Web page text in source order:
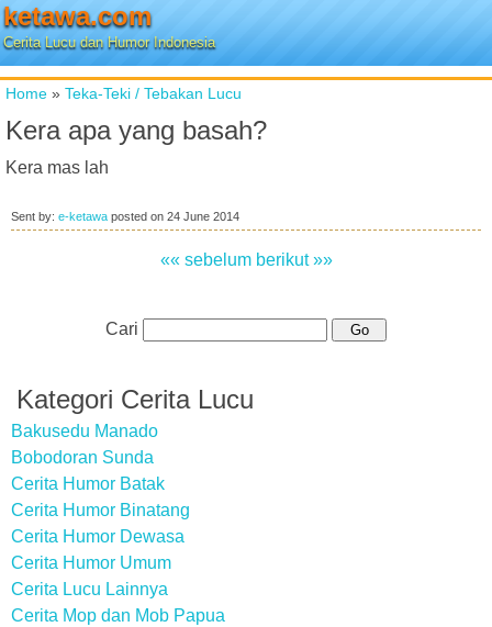
ketawa.com
Cerita Lucu dan Humor Indonesia
Home » Teka-Teki / Tebakan Lucu
Kera apa yang basah?
Kera mas lah
Sent by: e-ketawa posted on 24 June 2014
«« sebelum berikut »»
Cari
Kategori Cerita Lucu
Bakusedu Manado
Bobodoran Sunda
Cerita Humor Batak
Cerita Humor Binatang
Cerita Humor Dewasa
Cerita Humor Umum
Cerita Lucu Lainnya
Cerita Mop dan Mob Papua